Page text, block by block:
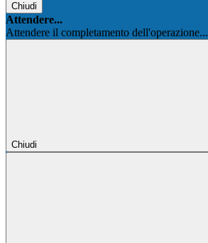
Chiudi
Attendere...
Attendere il completamento dell'operazione...
Chiudi